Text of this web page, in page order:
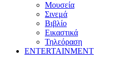
Μουσεία
Σινεμά
Βιβλίο
Εικαστικά
Τηλεόραση
ENTERTAINMENT